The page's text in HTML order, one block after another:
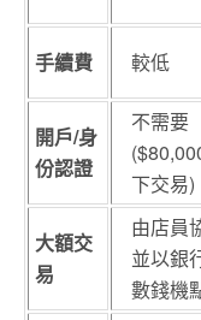
手續費 較低
開戶/身
份認證
不需要
下交易)
大額交
易
由店員
並以銀
數錢機